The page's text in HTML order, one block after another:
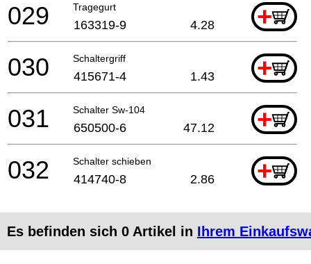
Tragegurt +
029 163319-9 4.28
Schaltergriff +
030 415671-4 1.43
Schalter Sw-104 +
031 650500-6 47.12
Schalter schieben +
032 414740-8 2.86
Es befinden sich 0 Artikel in Ihrem